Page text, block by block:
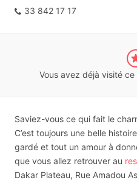
33 842 17 17
Vous avez déjà visité
Saviez-vous ce qui fait le
C’est toujours une belle
gardé et tout un amour à
que vous allez retrouver au
Dakar Plateau, Rue Amadou